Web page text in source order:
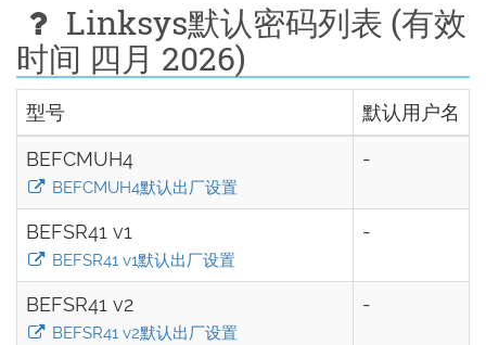
Linksys默认密码列表 (有效
时间 四月 2026)
型号 默认用户名
BEFCMUH4
BEFCMUH4默认出厂设置
-
BEFSR41 v1
BEFSR41 v1默认出厂设置
-
BEFSR41 v2
BEFSR41 v2默认出厂设置
-